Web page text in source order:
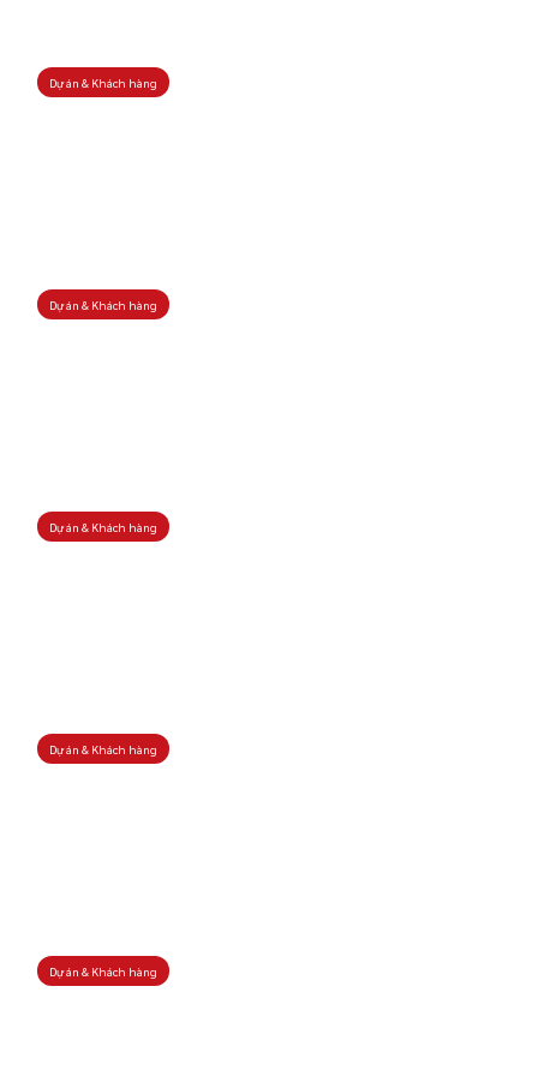
Dự án & Khách hàng
Dự án & Khách hàng
Dự án & Khách hàng
Dự án & Khách hàng
Dự án & Khách hàng